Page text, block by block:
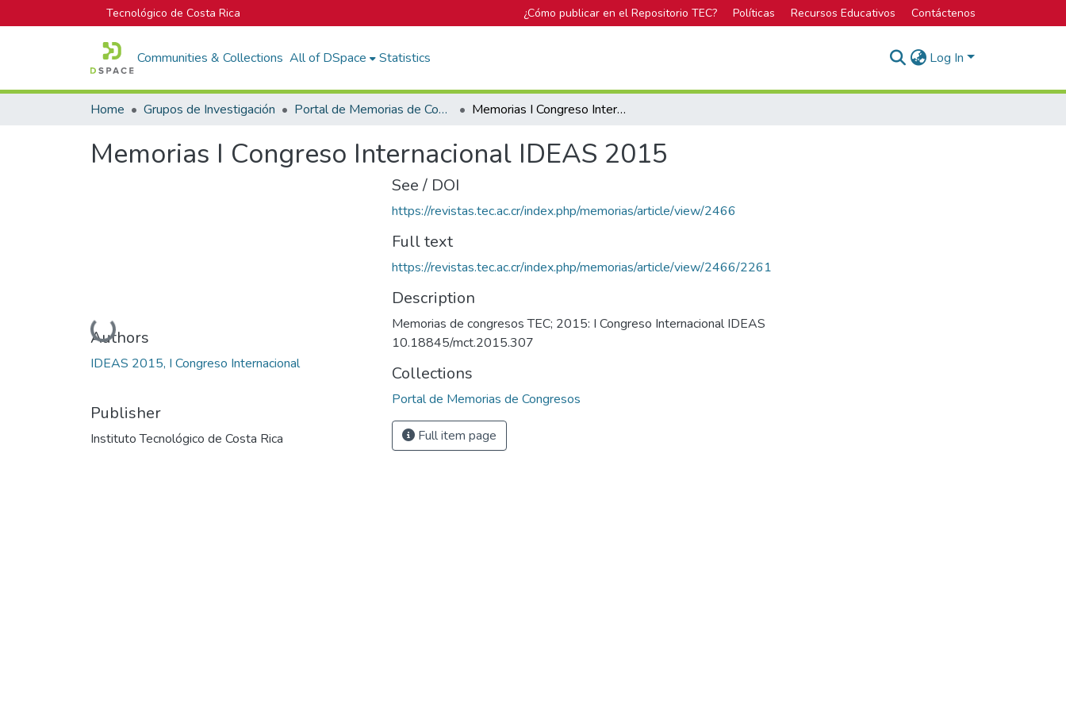
Tecnológico de Costa Rica ¿Cómo publicar en el Repositorio TEC? Políticas Recursos Educativos Contáctenos
Communities & Collections All of DSpace Statistics Log In
Home Grupos de Investigación Portal de Memorias de Congresos Memorias I Congreso Internacional IDEAS 2015
Memorias I Congreso Internacional IDEAS 2015
Loading...
Authors
IDEAS 2015, I Congreso Internacional
Publisher
Instituto Tecnológico de Costa Rica
See / DOI
https://revistas.tec.ac.cr/index.php/memorias/article/view/2466
Full text
https://revistas.tec.ac.cr/index.php/memorias/article/view/2466/2261
Description
Memorias de congresos TEC; 2015: I Congreso Internacional IDEAS
10.18845/mct.2015.307
Collections
Portal de Memorias de Congresos
Full item page